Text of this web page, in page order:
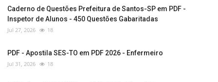
Caderno de Questões Prefeitura de Santos-SP em PDF -
Inspetor de Alunos - 450 Questões Gabaritadas
Jul 27, 2026 18
PDF - Apostila SES-TO em PDF 2026 - Enfermeiro
Jul 31, 2026 18